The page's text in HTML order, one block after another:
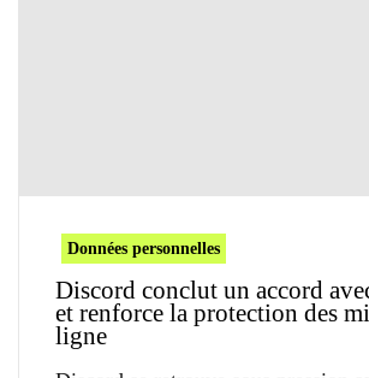
Données personnelles
Discord conclut un accord
et renforce la protection des
ligne